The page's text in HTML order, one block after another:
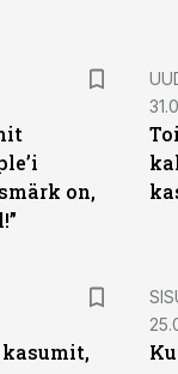
on,